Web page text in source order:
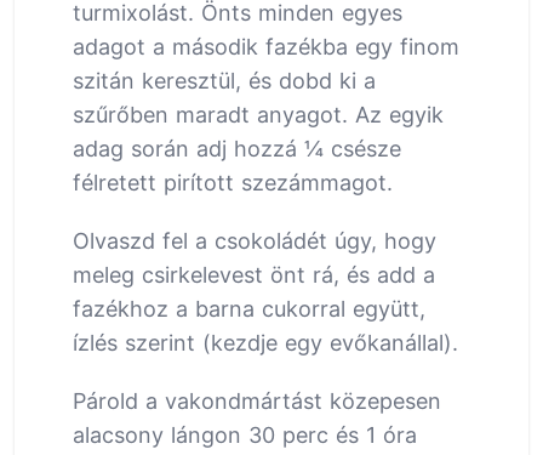
turmixolást. Önts minden egyes
adagot a második fazékba egy finom
szitán keresztül, és dobd ki a
szűrőben maradt anyagot. Az egyik
adag során adj hozzá ¼ csésze
félretett pirított szezámmagot.
Olvaszd fel a csokoládét úgy, hogy
meleg csirkelevest önt rá, és add a
fazékhoz a barna cukorral együtt,
ízlés szerint (kezdje egy evőkanállal).
Párold a vakondmártást közepesen
alacsony lángon 30 perc és 1 óra